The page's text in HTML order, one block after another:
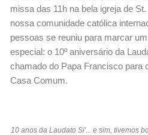
missa das 11h na bela igreja de
nossa comunidade católica
pessoas se reuniu para marcar
especial: o 10º aniversário da
chamado do Papa Francisco para
Casa Comum.
10 anos da Laudato Si'... e sim, tivemos